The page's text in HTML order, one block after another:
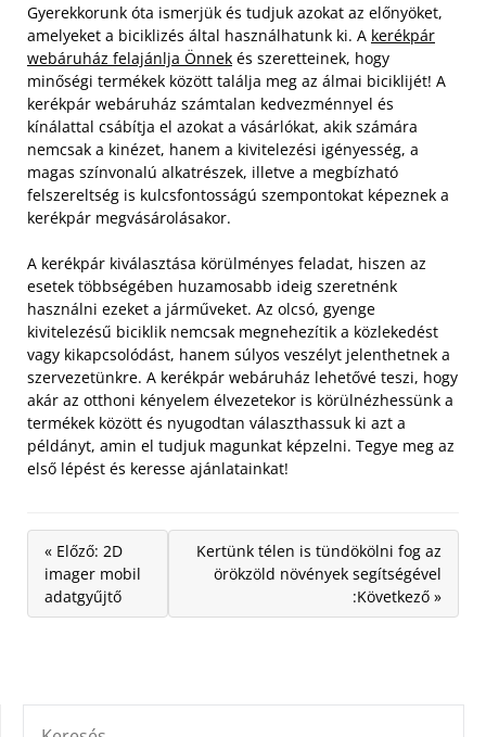
Gyerekkorunk óta ismerjük és tudjuk azokat az előnyöket,
amelyeket a biciklizés által használhatunk ki. A kerékpár
webáruház felajánlja Önnek és szeretteinek, hogy
minőségi termékek között találja meg az álmai biciklijét! A
kerékpár webáruház számtalan kedvezménnyel és
kínálattal csábítja el azokat a vásárlókat, akik számára
nemcsak a kinézet, hanem a kivitelezési igényesség, a
magas színvonalú alkatrészek, illetve a megbízható
felszereltség is kulcsfontosságú szempontokat képeznek a
kerékpár megvásárolásakor.
A kerékpár kiválasztása körülményes feladat, hiszen az
esetek többségében huzamosabb ideig szeretnénk
használni ezeket a járműveket. Az olcsó, gyenge
kivitelezésű biciklik nemcsak megnehezítik a közlekedést
vagy kikapcsolódást, hanem súlyos veszélyt jelenthetnek a
szervezetünkre. A kerékpár webáruház lehetővé teszi, hogy
akár az otthoni kényelem élvezetekor is körülnézhessünk a
termékek között és nyugodtan választhassuk ki azt a
példányt, amin el tudjuk magunkat képzelni. Tegye meg az
első lépést és keresse ajánlatainkat!
« Előző: 2D
imager mobil
adatgyűjtő
Kertünk télen is tündökölni fog az
örökzöld növények segítségével
:Következő »